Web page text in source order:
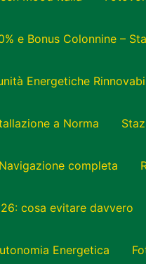
e Bonus Colonnine –
Energetiche
a Norma
completa
cosa evitare davvero
Energetica